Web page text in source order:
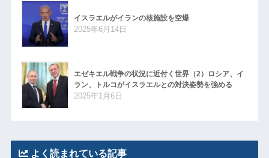
イスラエルがイランの核施設を空爆
2025年6月14日
エゼキエル戦争の状況に近付く世界（2）ロシア、イ
ラン、トルコがイスラエルとの対決姿勢を強める
2025年1月6日
よく読まれている記事